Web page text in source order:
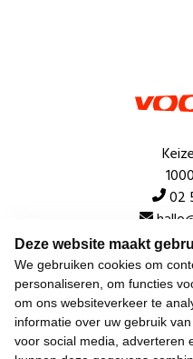
Deze website maakt
We gebruiken cookies om
personaliseren, om functies
om ons websiteverkeer te
informatie over uw gebruik
voor social media, adverteren
02
Over